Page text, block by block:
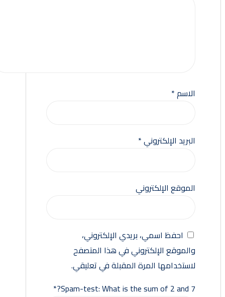
الاسم*
البريد الإلكتروني*
الموقع الإلكتروني
احفظ اسمي، بريدي الإلكتروني،
والموقع الإلكتروني في هذا المتصفح
لاستخدامها المرة المقبلة في تعليقي.
Spam-test: What is the sum of 2 and 7?*